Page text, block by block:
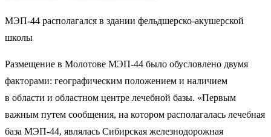
МЭП-44 располагался в здании фельдшерско-акушерской
школы
Размещение в Молотове МЭП-44 было обусловлено двумя
факторами: географическим положением и наличием
в области и областном центре лечебной базы. «Первым
важным путем сообщения, на котором располагалась лечебная
база МЭП-44, являлась Сибирская железнодорожная